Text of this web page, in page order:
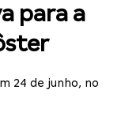
para a
24 de junho, no